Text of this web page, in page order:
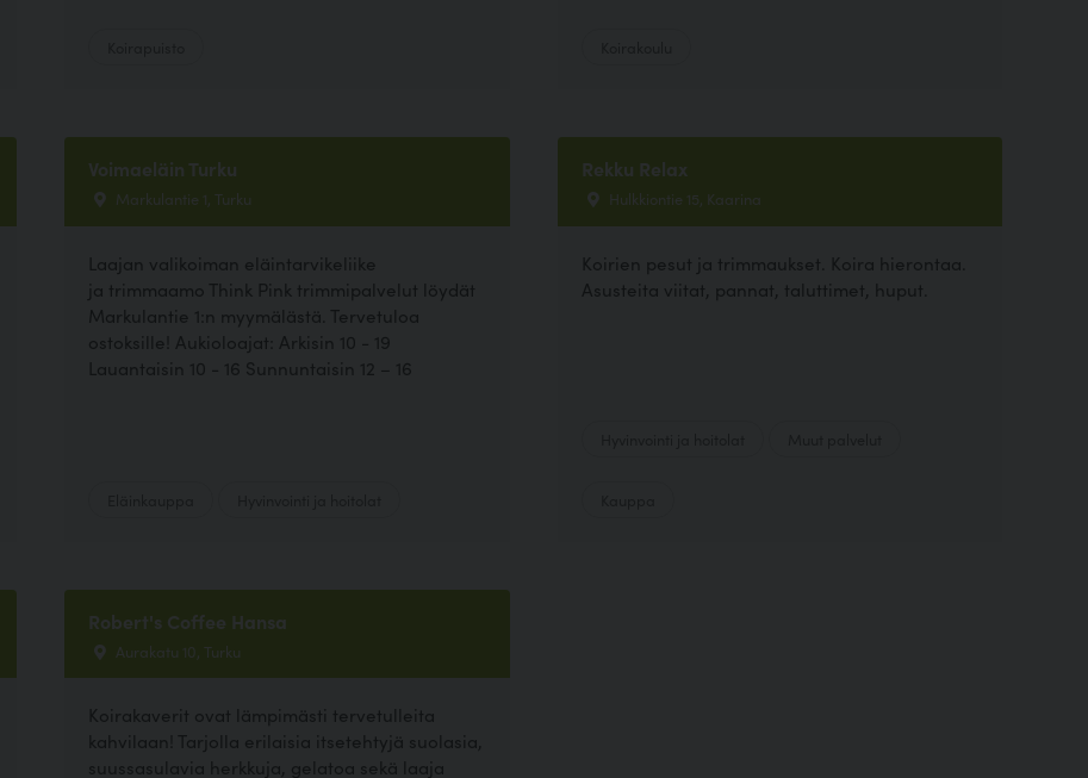
Voimaeläin Turku
Markulantie 1, Turku
Laajan valikoiman eläintarvikeliike
ja trimmaamo Think Pink trimmipalvelut löydät
Markulantie 1:n myymälästä. Tervetuloa
ostoksille! Aukioloajat: Arkisin 10 - 19
Lauantaisin 10 - 16 Sunnuntaisin 12 – 16
Rekku Relax
Hulkkiontie 15, Kaarina
Koirien pesut ja trimmaukset. Koira hierontaa.
Asusteita viitat, pannat, taluttimet, huput.
Robert's Coffee Hansa
Aurakatu 10, Turku
Koirakaverit ovat lämpimästi tervetulleita
kahvilaan! Tarjolla erilaisia itsetehtyjä suolasia,
suussasulavia herkkuja, gelatoa sekä laaja